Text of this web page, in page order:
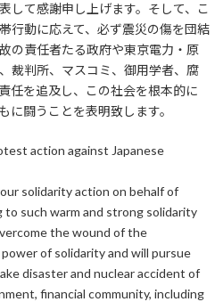
して感謝申し上げます。そして、こ
行動に応えて、必ず震災の傷を団結
の責任者たる政府や東京電力・原
裁判所、マスコミ、御用学者、腐
任を追及し、この社会を根本的に
に闘うことを表明致します。
action against Japanese
solidarity action on behalf of
to such warm and strong solidarity
the wound of the
of solidarity and will pursue
disaster and nuclear accident of
financial community, including